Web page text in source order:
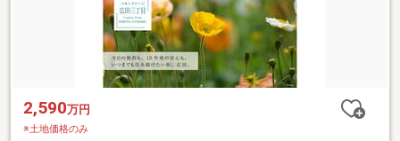
2,590万円
※土地価格のみ